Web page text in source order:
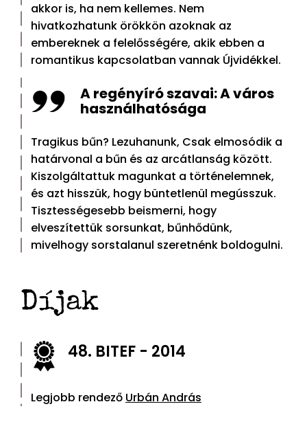
akkor is, ha nem kellemes. Nem
hivatkozhatunk örökkön azoknak az
embereknek a felelősségére, akik ebben a
romantikus kapcsolatban vannak Újvidékkel.
A regényíró szavai: A város
használhatósága
Tragikus bűn? Lezuhanunk, Csak elmosódik a
határvonal a bűn és az arcátlanság között.
Kiszolgáltattuk magunkat a történelemnek,
és azt hisszük, hogy büntetlenül megússzuk.
Tisztességesebb beismerni, hogy
elveszítettük sorsunkat, bűnhődünk,
mivelhogy sorstalanul szeretnénk boldogulni.
Díjak
48. BITEF - 2014
Legjobb rendező Urbán András